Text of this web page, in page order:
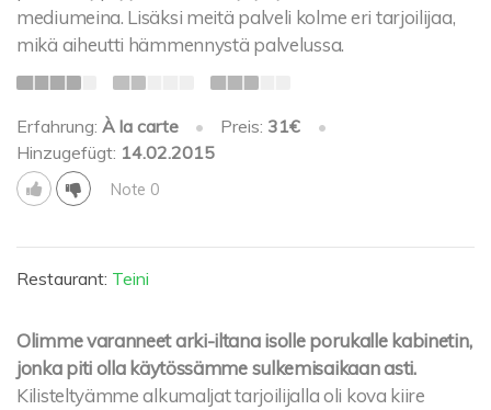
mediumeina. Lisäksi meitä palveli kolme eri tarjoilijaa,
mikä aiheutti hämmennystä palvelussa.
Erfahrung: À la carte • Preis: 31€
•
Hinzugefügt: 14.02.2015
Note 0
Restaurant: Teini
Olimme varanneet arki-iltana isolle porukalle kabinetin,
jonka piti olla käytössämme sulkemisaikaan asti.
Kilisteltyämme alkumaljat tarjoilijalla oli kova kiire